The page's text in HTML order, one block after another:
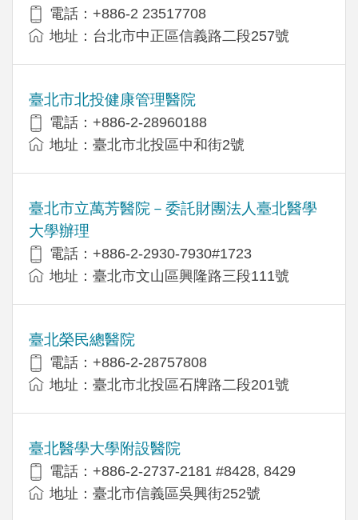
電話：+886-2 23517708
地址：台北市中正區信義路二段257號
臺北市北投健康管理醫院
電話：+886-2-28960188
地址：臺北市北投區中和街2號
臺北市立萬芳醫院－委託財團法人臺北醫學
大學辦理
電話：+886-2-2930-7930#1723
地址：臺北市文山區興隆路三段111號
臺北榮民總醫院
電話：+886-2-28757808
地址：臺北市北投區石牌路二段201號
臺北醫學大學附設醫院
電話：+886-2-2737-2181 #8428, 8429
地址：臺北市信義區吳興街252號